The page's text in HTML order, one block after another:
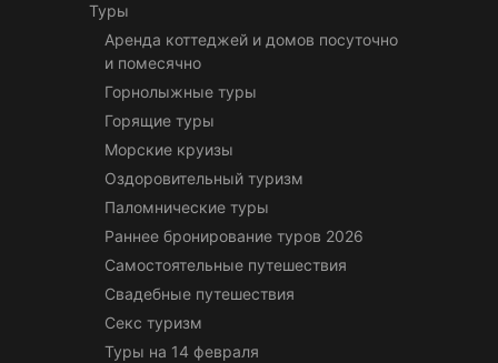
Туры
Аренда коттеджей и домов посуточно
и помесячно
Горнолыжные туры
Горящие туры
Морские круизы
Оздоровительный туризм
Паломнические туры
Раннее бронирование туров 2026
Самостоятельные путешествия
Свадебные путешествия
Секс туризм
Туры на 14 февраля